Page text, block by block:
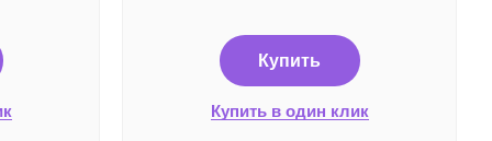
Купить
Купить в один клик